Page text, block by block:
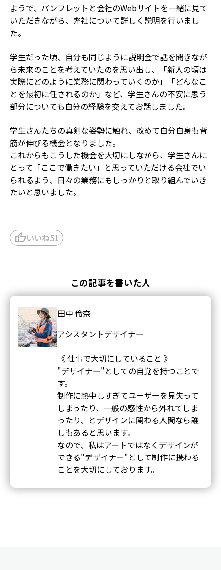
ようで、パンフレットと会社のWebサイトを一緒に見て
いただきながら、弊社について詳しく説明を行いまし
た。
学生だった頃、自分も同じように説明会で話を聞きなが
ら未来のことを考えていたのを思い出し、「新人の頃は
実際にどのように業務に関わっていくのか」「どんなこ
とを最初に任されるのか」など、学生さんの不安に思う
部分についても自分の経験を交えてお話しました。
学生さんたちの真剣な姿勢に触れ、改めて自分自身も背
筋が伸びる機会となりました。
これからもこうした機会を大切にしながら、学生さんに
とって「ここで働きたい」と思っていただける会社でい
られるよう、日々の業務にもしっかりと取り組んでいき
たいと思いました。
thumb_upいいね51
この記事を書いた人
田中 伶奈
アシスタントデザイナー
《 仕事で大切にしていること 》
"デザイナー"としての自覚を持つことで
す。
制作に熱中しすぎてユーザーを見失って
しまったり、一般の感性から外れてしま
ったり、とデザインに関わる人間なら誰
しもあると思います。
なので、私はアートではなくデザインが
できる"デザイナー"として制作に携わる
ことを大切にしております。